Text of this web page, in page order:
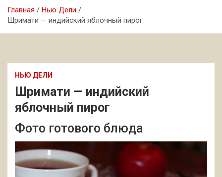
Главная
Нью Дели
Шримати — индийский яблочный пирог
НЬЮ ДЕЛИ
Шримати — индийский
яблочный пирог
Фото готового блюда